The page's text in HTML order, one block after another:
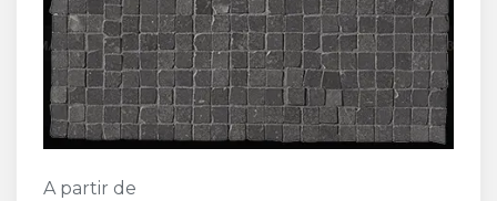
A partir de